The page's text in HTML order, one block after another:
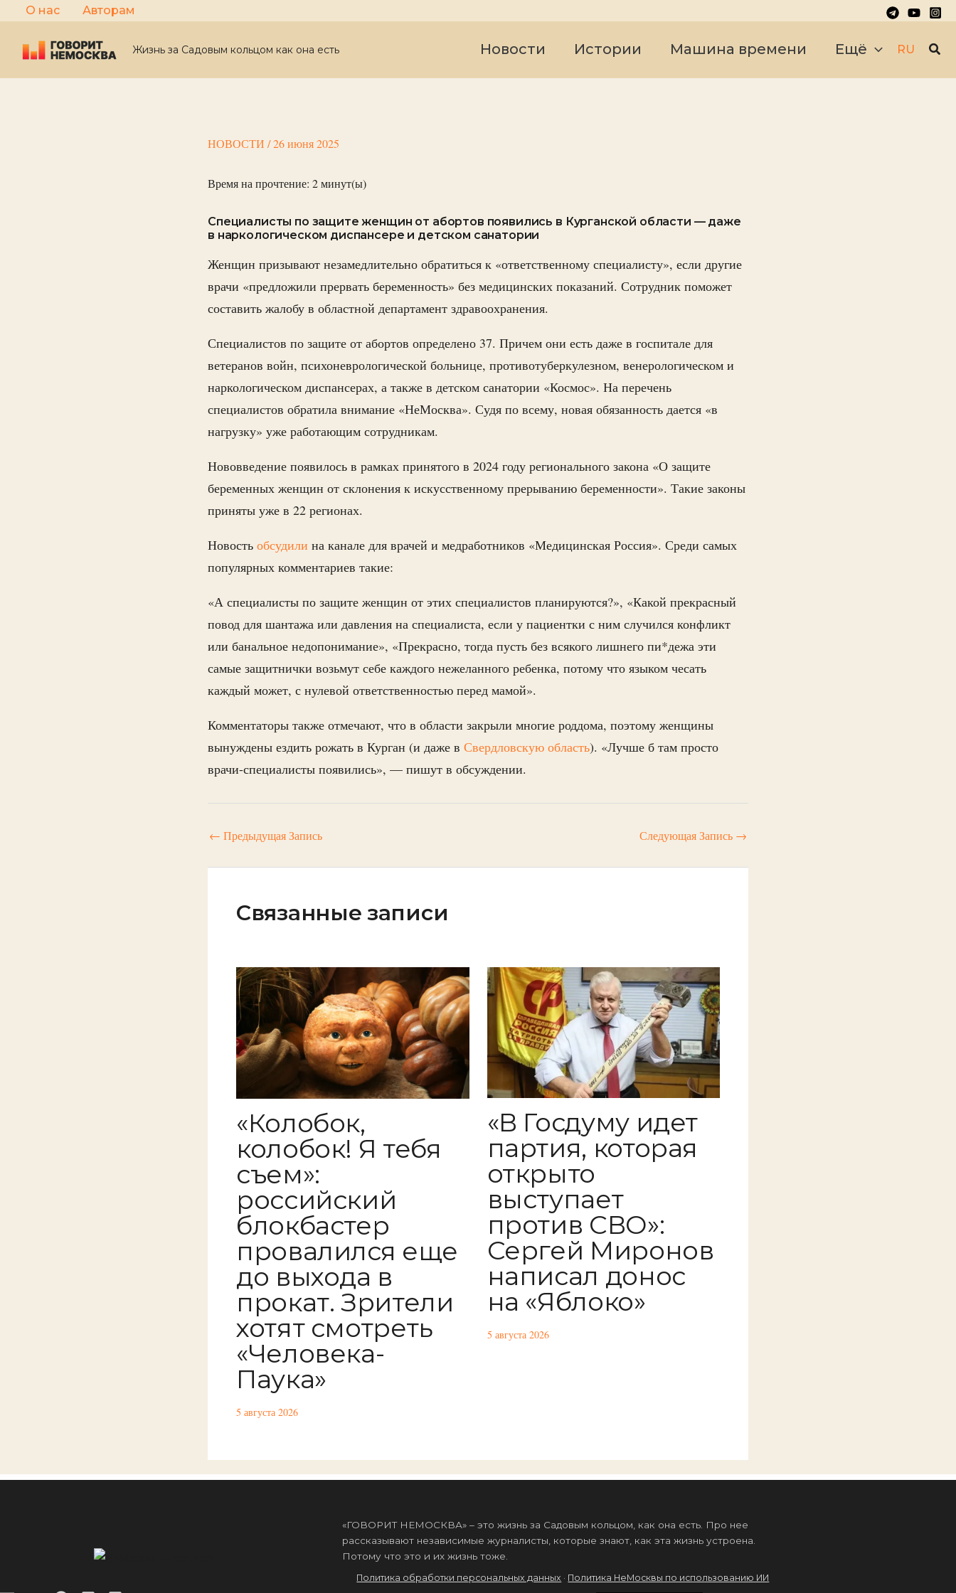
Перейти
к
содержимому
О нас Авторам
Жизнь за Садовым кольцом как она есть Новости Истории Машина времени Ещё RU
НОВОСТИ /26 июня 2025
Время на прочтение: 2минут(ы)
Специалисты по защите женщин от абортов появились в Курганской области — даже
в наркологическом диспансере и детском санатории
Женщин призывают незамедлительно обратиться к «ответственному специалисту», если другие
врачи «предложили прервать беременность» без медицинских показаний. Сотрудник поможет
составить жалобу в областной департамент здравоохранения.
Специалистов по защите от абортов определено 37. Причем они есть даже в госпитале для
ветеранов войн, психоневрологической больнице, противотуберкулезном, венерологическом и
наркологическом диспансерах, а также в детском санатории «Космос». На перечень
специалистов обратила внимание «НеМосква». Судя по всему, новая обязанность дается «в
нагрузку» уже работающим сотрудникам.
Нововведение появилось в рамках принятого в 2024 году регионального закона «О защите
беременных женщин от склонения к искусственному прерыванию беременности». Такие законы
приняты уже в 22 регионах.
Новость обсудили на канале для врачей и медработников «Медицинская Россия». Среди самых
популярных комментариев такие:
«А специалисты по защите женщин от этих специалистов планируются?», «Какой прекрасный
повод для шантажа или давления на специалиста, если у пациентки с ним случился конфликт
или банальное недопонимание», «Прекрасно, тогда пусть без всякого лишнего пи*дежа эти
самые защитнички возьмут себе каждого нежеланного ребенка, потому что языком чесать
каждый может, с нулевой ответственностью перед мамой».
Комментаторы также отмечают, что в области закрыли многие роддома, поэтому женщины
вынуждены ездить рожать в Курган (и даже в Свердловскую область). «Лучше б там просто
врачи-специалисты появились», — пишут в обсуждении.
← Предыдущая Запись Следующая Запись →
Связанные записи
«Колобок,
колобок! Я тебя
съем»:
российский
блокбастер
провалился еще
до выхода в
прокат. Зрители
хотят смотреть
«Человека-
Паука»
5 августа 2026
«В Госдуму идет
партия, которая
открыто
выступает
против СВО»:
Сергей Миронов
написал донос
на «Яблоко»
5 августа 2026
«ГОВОРИТ НЕМОСКВА» – это жизнь за Садовым кольцом, как она есть. Про нее
рассказывают независимые журналисты, которые знают, как эта жизнь устроена.
Потому что это и их жизнь тоже.
Политика обработки персональных данных · Политика НеМосквы по использованию ИИ